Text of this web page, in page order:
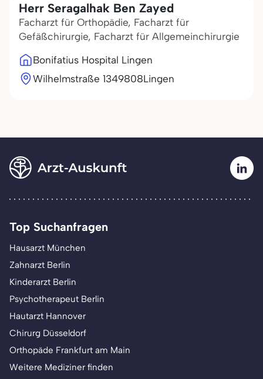
Herr Seragalhak Ben Zayed
Facharzt für Orthopädie, Facharzt für
Gefäßchirurgie, Facharzt für Allgemeinchirurgie
Bonifatius Hospital Lingen
Wilhelmstraße 1349808Lingen
Top Suchanfragen
Hausarzt München
Zahnarzt Berlin
Kinderarzt Berlin
Psychotherapeut Berlin
Hautarzt Hannover
Chirurg Düsseldorf
Orthopäde Frankfurt am Main
Weitere Mediziner finden